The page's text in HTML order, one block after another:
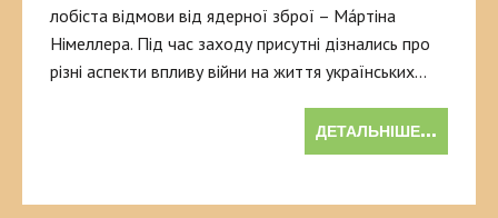
лобіста відмови від ядерної зброї – Ма́ртіна
Німеллера. Під час заходу присутні дізнались про
різні аспекти впливу війни на життя українських…
ДЕТАЛЬНІШЕ...